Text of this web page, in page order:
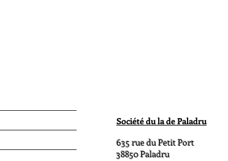
Société du la de Paladru
635 rue du Petit Port
38850 Paladru